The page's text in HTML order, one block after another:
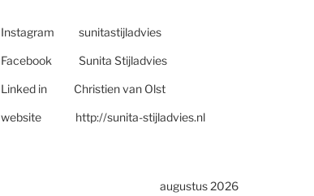
Instagram sunitastijladvies
Facebook Sunita Stijladvies
Linked in Christien van Olst
website http://sunita-stijladvies.nl
augustus 2026